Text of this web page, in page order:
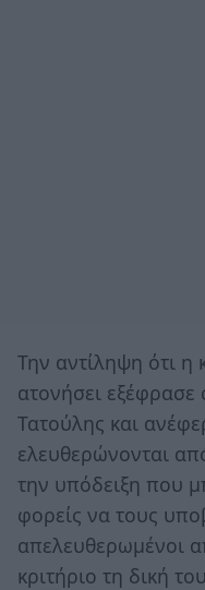
Την αντίληψη ότι η
ατονήσει εξέφρασε
Τατούλης και
ελευθερώνονται
την υπόδειξη που
φορείς να τους
απελευθερωμένοι
κριτήριο τη δική